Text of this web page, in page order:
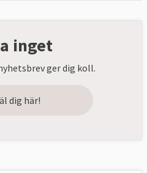
inget
ger dig koll.
dig här!